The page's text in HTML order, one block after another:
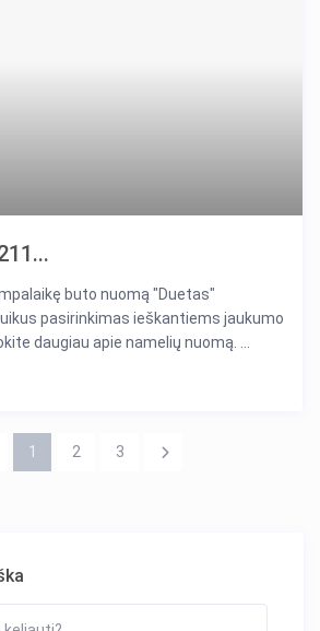
buto nuomą "Duetas"
pasirinkimas ieškantiems jaukumo
daugiau apie namelių nuomą. ...
1 2 3